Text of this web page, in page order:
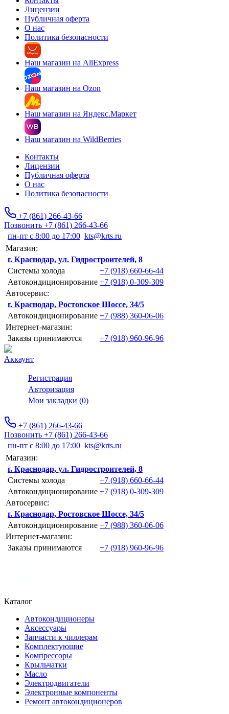
Лицензии
Публичная оферта
О нас
Политика безопасности
Наш магазин на AliExpress
Наш магазин на Ozon
Наш магазин на Яндекс.Маркет
Наш магазин на WildBerries
Контакты
Лицензии
Публичная оферта
О нас
Политика безопасности
+7 (861) 266-43-66
Позвонить +7 (861) 266-43-66
пн-пт с 8:00 до 17:00 kts@krts.ru
Магазин:
г. Краснодар, ул. Гидростроителей, 8
Системы холода
+7 (918) 660-66-44
Автокондиционирование +7 (918) 0-309-309
Автосервис:
г. Краснодар, Ростовское Шоссе, 34/5
Автокондиционирование +7 (988) 360-06-06
Интернет-магазин:
Заказы принимаются
+7 (918) 960-96-96
Аккаунт
Регистрация
Авторизация
Мои закладки (0)
+7 (861) 266-43-66
Позвонить +7 (861) 266-43-66
пн-пт с 8:00 до 17:00 kts@krts.ru
Магазин:
г. Краснодар, ул. Гидростроителей, 8
Системы холода
+7 (918) 660-66-44
Автокондиционирование +7 (918) 0-309-309
Автосервис:
г. Краснодар, Ростовское Шоссе, 34/5
Автокондиционирование +7 (988) 360-06-06
Интернет-магазин:
Заказы принимаются
+7 (918) 960-96-96
Каталог
Автокондиционеры
Аксессуары
Запчасти к чиллерам
Комплектующие
Компрессоры
Крыльчатки
Масло
Электродвигатели
Электронные компоненты
Ремонт автокондиционеров